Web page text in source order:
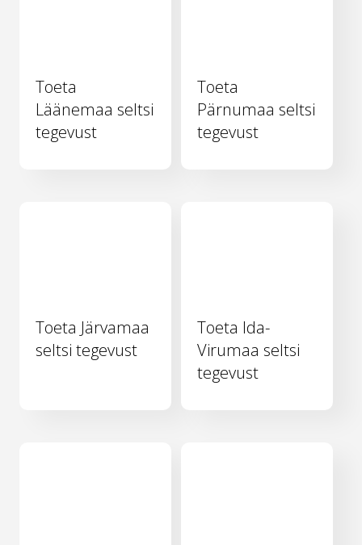
Toeta
Läänemaa seltsi
tegevust
Toeta
Pärnumaa seltsi
tegevust
Toeta Järvamaa
seltsi tegevust
Toeta Ida-
Virumaa seltsi
tegevust